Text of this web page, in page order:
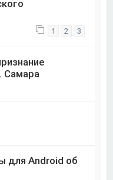
1 2 3
Самара
для Android об